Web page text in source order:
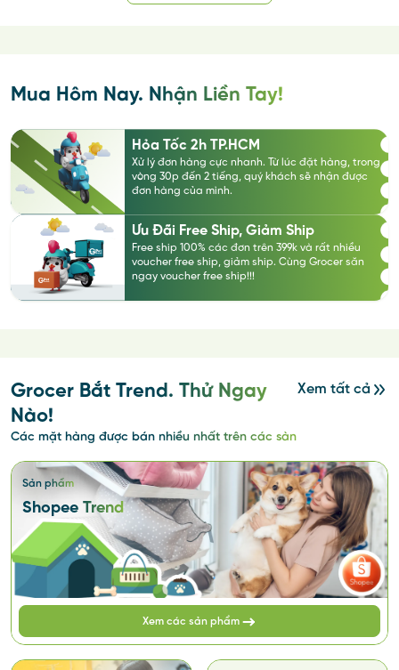
Mua Hôm Nay. Nhận Liền Tay!
Hỏa Tốc 2h TP.HCM
Xử lý đơn hàng cực nhanh. Từ lúc đặt hàng, trong
vòng 30p đến 2 tiếng, quý khách sẽ nhận được
đơn hàng của mình.
Ưu Đãi Free Ship, Giảm Ship
Free ship 100% các đơn trên 399k và rất nhiều
voucher free ship, giảm ship. Cùng Grocer săn
ngay voucher free ship!!!
Grocer Bắt Trend. Thử Ngay
Nào!
Các mặt hàng được bán nhiều nhất trên các sàn
Xem tất cả
Sản phẩm
Shopee Trend
Xem các sản phẩm